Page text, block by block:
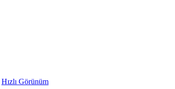
Hızlı Görünüm